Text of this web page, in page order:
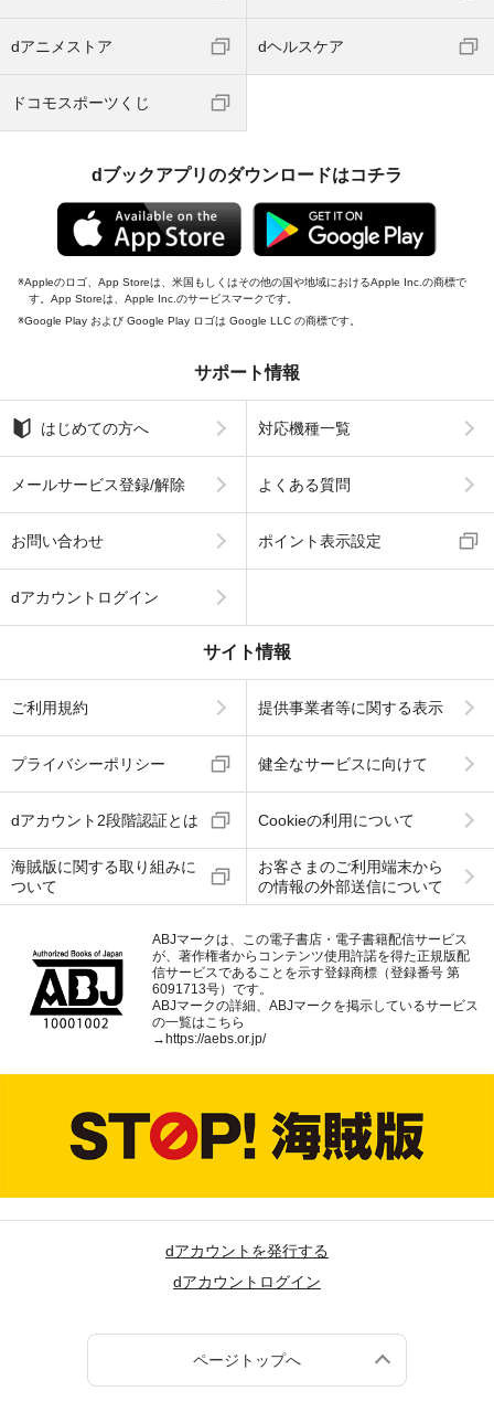
dアニメストア dヘルスケア
ドコモスポーツくじ
dブックアプリのダウンロードはコチラ
Appleのロゴ、App Storeは、米国もしくはその他の国や地域におけるApple Inc.の商標で
す。App Storeは、Apple Inc.のサービスマークです。
Google Play および Google Play ロゴは Google LLC の商標です。
サポート情報
はじめての方へ 対応機種一覧
メールサービス登録/解除 よくある質問
お問い合わせ ポイント表示設定
dアカウントログイン
サイト情報
ご利用規約 提供事業者等に関する表示
プライバシーポリシー 健全なサービスに向けて
dアカウント2段階認証とは Cookieの利用について
海賊版に関する取り組みに
ついて
お客さまのご利用端末から
の情報の外部送信について
ABJマークは、この電子書店・電子書籍配信サービス
が、著作権者からコンテンツ使用許諾を得た正規版配
信サービスであることを示す登録商標（登録番号 第
6091713号）です。
ABJマークの詳細、ABJマークを掲示しているサービス
の一覧はこちら
→https://aebs.or.jp/
dアカウントを発行する
dアカウントログイン
ページトップへ